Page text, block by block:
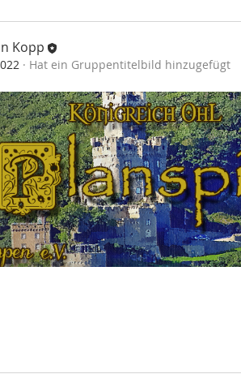
Kopp
· Hat ein Gruppentitelbild hinzugefügt